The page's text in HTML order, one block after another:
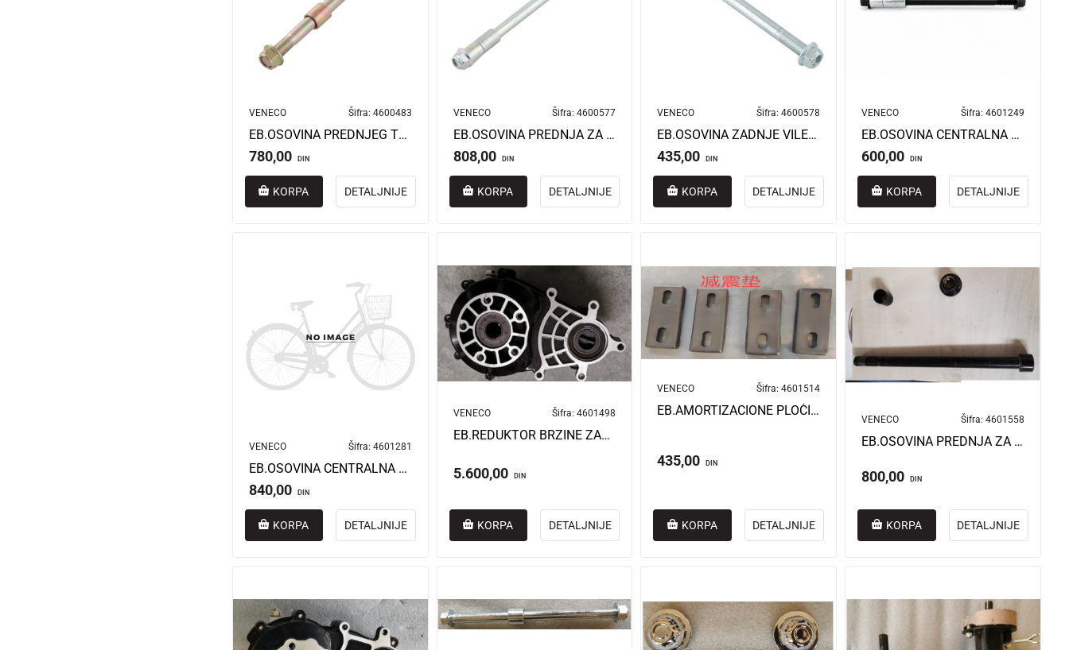
VENECO Šifra: 4600483
EB.OSOVINA PREDNJEG TOČKA DIDI/MIDI
780,00 DIN
KORPA DETALJNIJE
VENECO Šifra:4600577
EB.OSOVINA PREDNJA ZA VENECO SB-250
808,00 DIN
KORPA DETALJNIJE
VENECO Šifra:4600578
EB.OSOVINA ZADNJE VILE HROMIRANA VENECO SB-250
435,00 DIN
KORPA DETALJNIJE
VENECO Šifra: 4601249
EB.OSOVINA CENTRALNA TITAN 5G
600,00 DIN
KORPA DETALJNIJE
VENECO Šifra: 4601281
EB.OSOVINA CENTRALNA RZ1 5G
840,00 DIN
KORPA DETALJNIJE
VENECO Šifra:4601498
EB.REDUKTOR BRZINE ZADNJE OSOVINE BN025
5.600,00 DIN
KORPA DETALJNIJE
VENECO Šifra:4601514
EB.AMORTIZACIONE PLOČICE ZADNJE OSOVINE BN025
435,00 DIN
KORPA DETALJNIJE
VENECO Šifra: 4601558
EB.OSOVINA PREDNJA ZA BN025
800,00 DIN
KORPA DETALJNIJE